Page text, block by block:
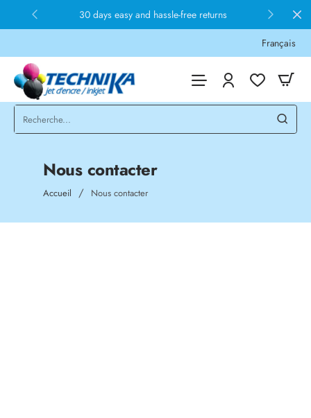
30 days easy and hassle-free returns
Français
Nous contacter
Accueil homeNous contacter